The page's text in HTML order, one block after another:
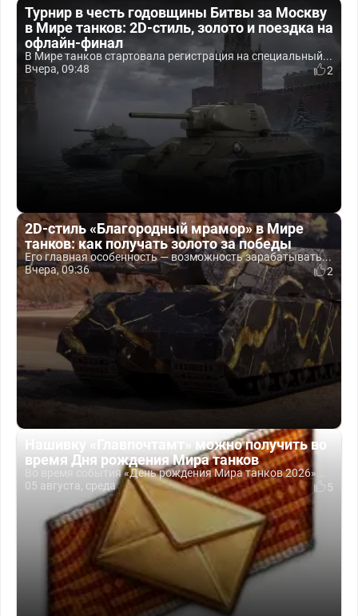
Турнир в честь годовщины Битвы за Москву
в Мире танков: 2D-стиль, золото и поездка на
офлайн-финал
В Мире танков стартовала регистрация на специальный...
Вчера, 09:48
2
2D-стиль «Благородный мрамор» в Мире
танков: как получать золото за победы
Его главная особенность — возможность зарабатывать...
Вчера, 09:36
2
Нашивку «Главпочтамт» можно получить во
время Дня рождения Мира танков
Во время события «День рождения Мира танков 2026»...
05 августа, среда
5